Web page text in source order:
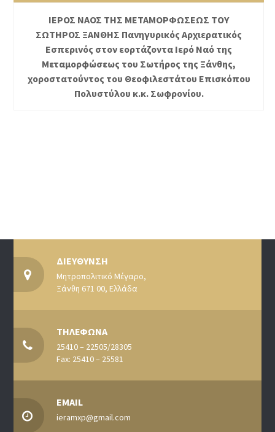
ΙΕΡΟΣ ΝΑΟΣ ΤΗΣ ΜΕΤΑΜΟΡΦΩΣΕΩΣ ΤΟΥ
ΣΩΤΗΡΟΣ ΞΑΝΘΗΣ Πανηγυρικός Αρχιερατικός
Εσπερινός στον εορτάζοντα Ιερό Ναό της
Μεταμορφώσεως του Σωτήρος της Ξάνθης,
χοροστατούντος του Θεοφιλεστάτου Επισκόπου
Πολυστύλου κ.κ. Σωφρονίου.
ΔΙΕΥΘΥΝΣΗ
Μητροπολιτικό Μέγαρο,
Ξάνθη 671 00, Ελλάδα
ΤΗΛΕΦΩΝΑ
25410 – 22505/28305
Fax: 25410 – 25581
EMAIL
ieramxp@gmail.com